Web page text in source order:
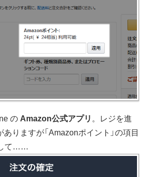
の Amazon公式アプリ 。レジを進
りますが「Amazonポイント」の項目
て……